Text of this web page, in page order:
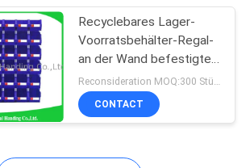
Recyclebares Lager-
Voorratsbehälter-Regal-
an der Wand befestigte
große Kapazität für
Ersatzteillager
Reconsideration MOQ:300 Stücke
CONTACT